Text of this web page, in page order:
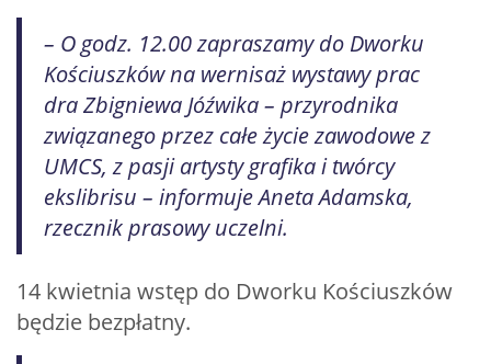
– O godz. 12.00 zapraszamy do Dworku
Kościuszków na wernisaż wystawy prac
dra Zbigniewa Jóźwika – przyrodnika
związanego przez całe życie zawodowe z
UMCS, z pasji artysty grafika i twórcy
ekslibrisu – informuje Aneta Adamska,
rzecznik prasowy uczelni.
14 kwietnia wstęp do Dworku Kościuszków
będzie bezpłatny.